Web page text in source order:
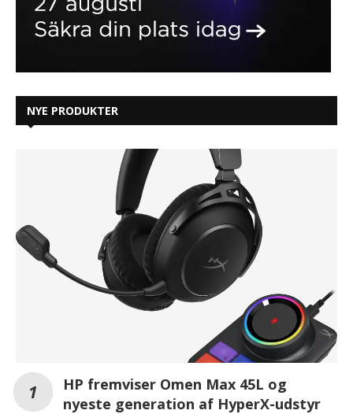
NYE PRODUKTER
HP fremviser Omen Max 45L og
nyeste generation af HyperX-udstyr